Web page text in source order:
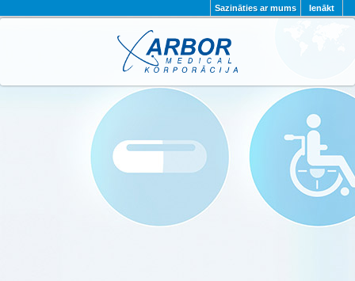
Ienākt
Sazināties ar mums
PAR MUMS PROJEKTI
KONTAKTI
PRIVĀTUMA POLITIKA